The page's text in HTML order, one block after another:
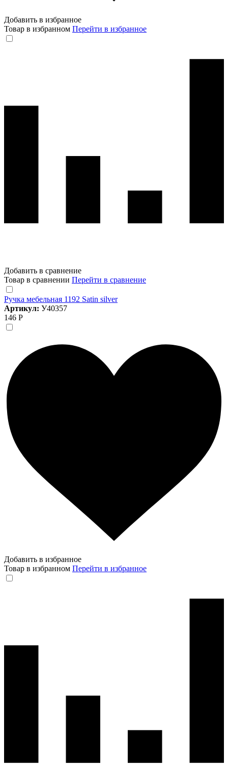
Добавить в избранное
Товар в избранном Перейти в избранное
Добавить в сравнение
Товар в сравнении Перейти в сравнение
Ручка мебельная 1192 Satin silver
Артикул: У40357
146 Р
Добавить в избранное
Товар в избранном Перейти в избранное